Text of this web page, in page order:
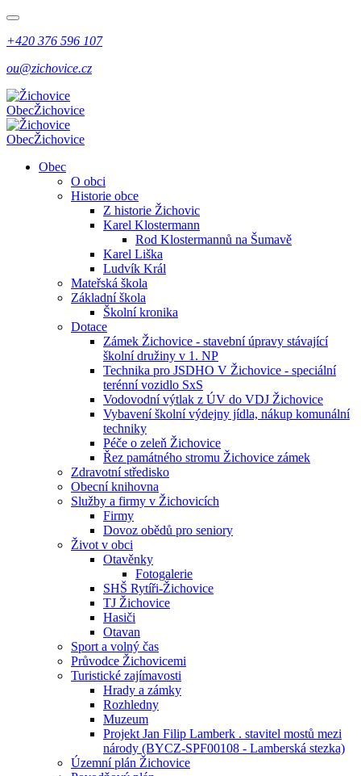
+420 376 596 107
ou@zichovice.cz
ObecŽichovice
ObecŽichovice
Obec
O obci
Historie obce
Z historie Žichovic
Karel Klostermann
Rod Klostermannů na Šumavě
Karel Liška
Ludvík Král
Mateřská škola
Základní škola
Školní kronika
Dotace
Zámek Žichovice - stavební úpravy stávající
školní družiny v 1. NP
Technika pro JSDHO V Žichovice - speciální
terénní vozidlo SxS
Vodovodní výtlak z ÚV do VDJ Žichovice
Vybavení školní výdejny jídla, nákup komunální
techniky
Péče o zeleň Žichovice
Řez památného stromu Žichovice zámek
Zdravotní středisko
Obecní knihovna
Služby a firmy v Žichovicích
Firmy
Dovoz obědů pro seniory
Život v obci
Otavěnky
Fotogalerie
SHŠ Rytíři-Žichovice
TJ Žichovice
Hasiči
Otavan
Sport a volný čas
Průvodce Žichovicemi
Turistické zajímavosti
Hrady a zámky
Rozhledny
Muzeum
Projekt Jan Filip Lamberk . stavitel mostů mezi
národy (BYCZ-SPF00108 - Lamberská stezka)
Územní plán Žichovice